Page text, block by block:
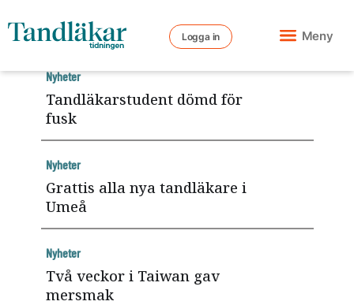
Logga in Meny
Tandläkarstudent dömd för
fusk
Nyheter
Grattis alla nya tandläkare i
Umeå
Nyheter
Två veckor i Taiwan gav
mersmak
Nyheter